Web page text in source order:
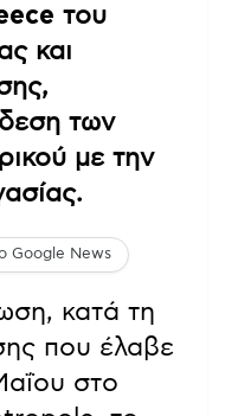
του
και
των
με την
Google News
κατά τη
που έλαβε
στο